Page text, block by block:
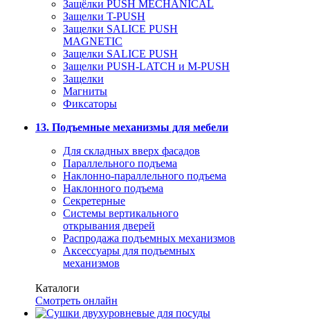
Защёлки PUSH MECHANICAL
Защелки T-PUSH
Защелки SALICE PUSH
MAGNETIC
Защелки SALICE PUSH
Защелки PUSH-LATCH и M-PUSH
Защелки
Магниты
Фиксаторы
13. Подъемные механизмы для мебели
Для складных вверх фасадов
Параллельного подъема
Наклонно-параллельного подъема
Наклонного подъема
Секретерные
Системы вертикального
открывания дверей
Распродажа подъемных механизмов
Аксессуары для подъемных
механизмов
Каталоги
Смотреть онлайн